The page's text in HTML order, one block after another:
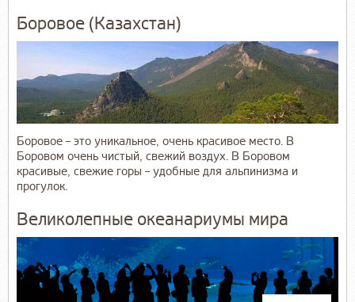
Боровое (Казахстан)
Боровое – это уникальное, очень красивое место. В
Боровом очень чистый, свежий воздух. В Боровом
красивые, свежие горы – удобные для альпинизма и
прогулок.
Великолепные океанариумы мира